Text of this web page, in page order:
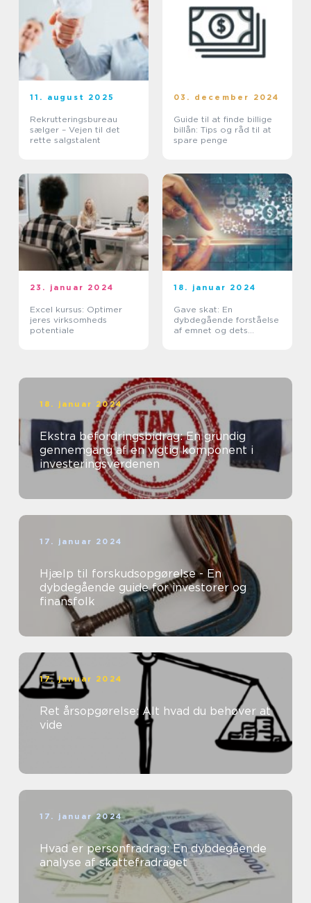
11. august 2025
Rekrutteringsbureau
sælger – Vejen til det
rette salgstalent
03. december 2024
Guide til at finde billige
billån: Tips og råd til at
spare penge
23. januar 2024
Excel kursus: Optimer
jeres virksomheds
potentiale
18. januar 2024
Gave skat: En
dybdegående forståelse
af emnet og dets
18. januar 2024
Ekstra befordringsbidrag: En grundig
gennemgang af en vigtig komponent i
investeringsverdenen
17. januar 2024
Hjælp til forskudsopgørelse - En
dybdegående guide for investorer og
finansfolk
17. januar 2024
Ret årsopgørelse: Alt hvad du behøver at
vide
17. januar 2024
Hvad er personfradrag: En dybdegående
analyse af skattefradraget